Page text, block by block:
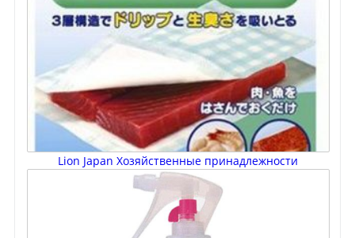
Lion Japan Хозяйственные принадлежности